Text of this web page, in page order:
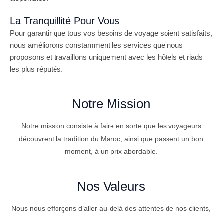
La Tranquillité Pour Vous
Pour garantir que tous vos besoins de voyage soient satisfaits,
nous améliorons constamment les services que nous
proposons et travaillons uniquement avec les hôtels et riads
les plus réputés.
Notre Mission
Notre mission consiste à faire en sorte que les voyageurs
découvrent la tradition du Maroc, ainsi que passent un bon
moment, à un prix abordable.
Nos Valeurs
Nous nous efforçons d’aller au-delà des attentes de nos clients,